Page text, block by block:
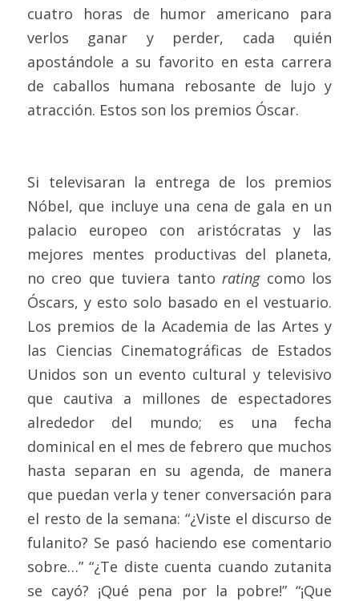
cuatro horas de humor americano para
verlos ganar y perder, cada quién
apostándole a su favorito en esta carrera
de caballos humana rebosante de lujo y
atracción. Estos son los premios Óscar.
Si televisaran la entrega de los premios
Nóbel, que incluye una cena de gala en un
palacio europeo con aristócratas y las
mejores mentes productivas del planeta,
no creo que tuviera tanto rating como los
Óscars, y esto solo basado en el vestuario.
Los premios de la Academia de las Artes y
las Ciencias Cinematográficas de Estados
Unidos son un evento cultural y televisivo
que cautiva a millones de espectadores
alrededor del mundo; es una fecha
dominical en el mes de febrero que muchos
hasta separan en su agenda, de manera
que puedan verla y tener conversación para
el resto de la semana: “¿Viste el discurso de
fulanito? Se pasó haciendo ese comentario
sobre…” “¿Te diste cuenta cuando zutanita
se cayó? ¡Qué pena por la pobre!” “¡Que